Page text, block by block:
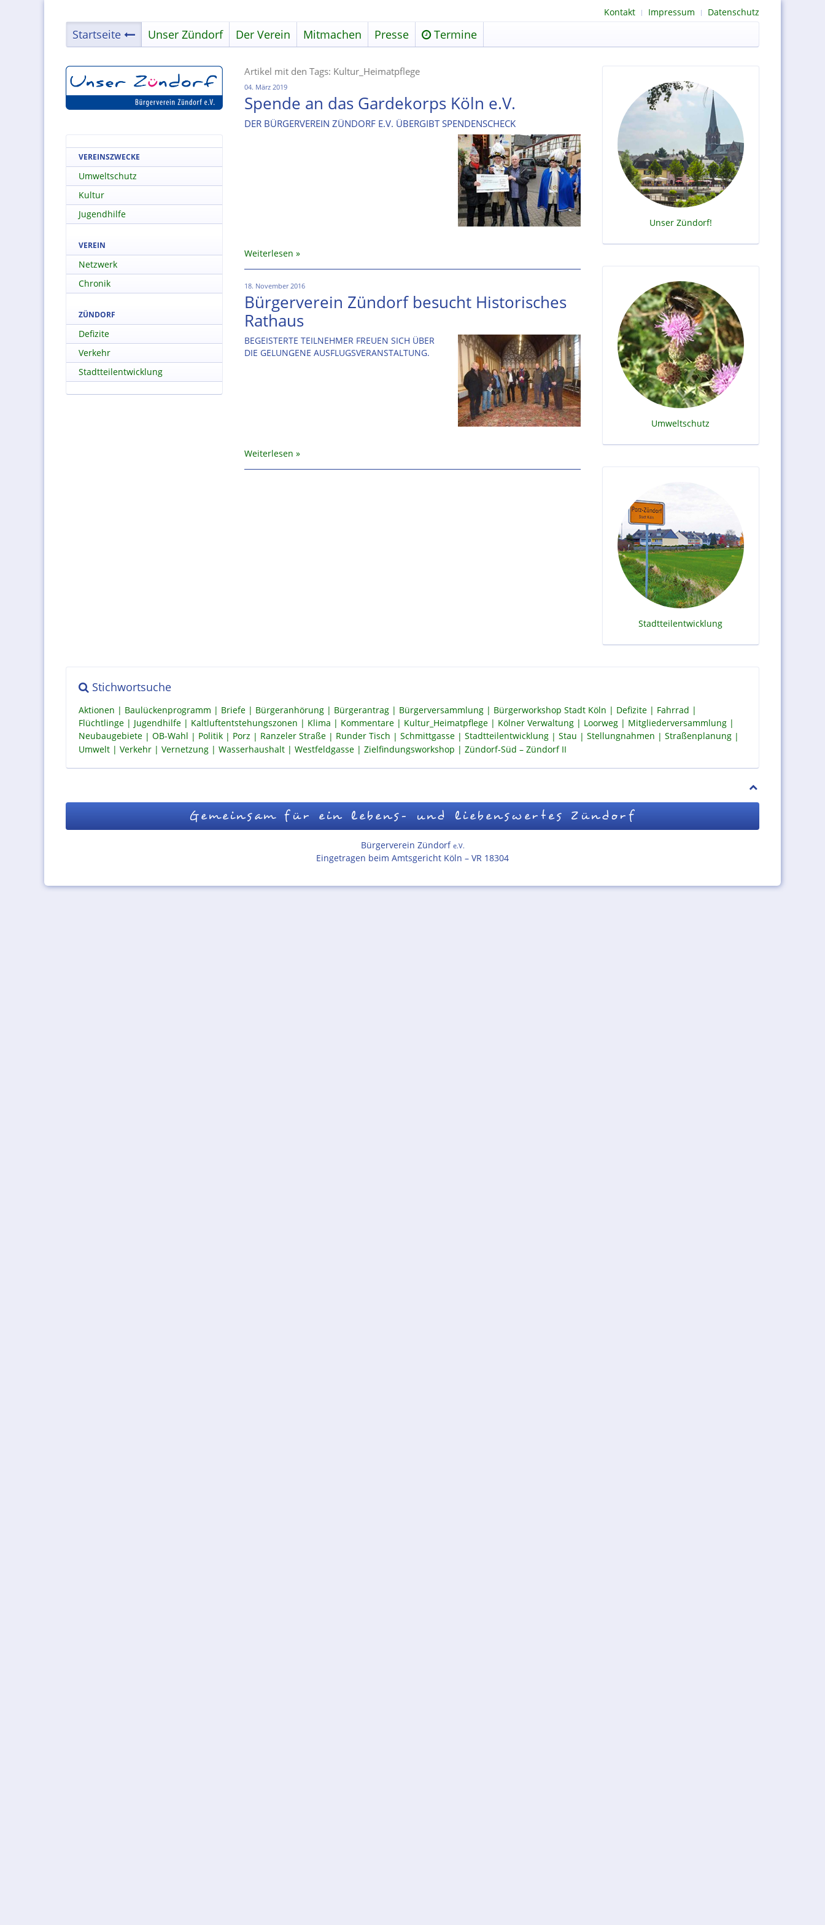
Kontakt Impressum Datenschutz
Startseite Unser Zündorf Der Verein Mitmachen Presse Termine
Artikel mit den Tags: Kultur_Heimatpflege
04. März 2019
Spende an das Gardekorps Köln e.V.
DER BÜRGERVEREIN ZÜNDORF E.V. ÜBERGIBT SPENDENSCHECK
Weiterlesen
18. November 2016
Bürgerverein Zündorf besucht Historisches
Rathaus
BEGEISTERTE TEILNEHMER FREUEN SICH ÜBER
DIE GELUNGENE AUSFLUGSVERANSTALTUNG.
Weiterlesen
VEREINSZWECKE
Umweltschutz
Kultur
Jugendhilfe
VEREIN
Netzwerk
Chronik
ZÜNDORF
Defizite
Verkehr
Stadtteilentwicklung
Unser Zündorf!
Umweltschutz
Stadtteilentwicklung
Stichwortsuche
Aktionen Baulückenprogramm Briefe Bürgeranhörung Bürgerantrag Bürgerversammlung Bürgerworkshop Stadt Köln Defizite
Fahrrad
Flüchtlinge
Jugendhilfe Kaltluftentstehungszonen Klima Kommentare Kultur_Heimatpflege Kölner Verwaltung Loorweg
Mitgliederversammlung
Neubaugebiete
OB-Wahl Politik Porz Ranzeler Straße Runder Tisch Schmittgasse Stadtteilentwicklung Stau Stellungnahmen
Straßenplanung
Umwelt
Verkehr Vernetzung Wasserhaushalt Westfeldgasse Zielfindungsworkshop Zündorf-Süd – Zündorf II
Gemeinsam für ein lebens- und liebenswertes Zündorf
Bürgerverein Zündorf e.V.
Eingetragen beim Amtsgericht Köln – VR 18304